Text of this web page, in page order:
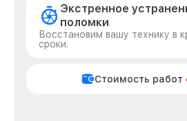
Экстренное
поломки
Восстановим вашу технику в
сроки.
Стоимость работ